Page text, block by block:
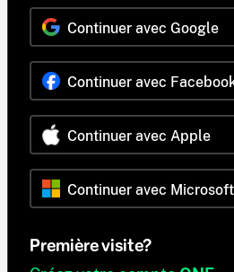
Continuer avec Google
Continuer avec
Continuer avec Apple
Continuer avec Microsoft
Première visite?